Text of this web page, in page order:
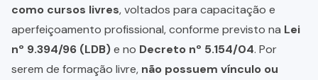
como cursos livres, voltados para capacitação e
aperfeiçoamento profissional, conforme previsto na Lei
nº 9.394/96 (LDB)e no Decreto nº 5.154/04. Por
serem de formação livre, não possuem vínculo ou